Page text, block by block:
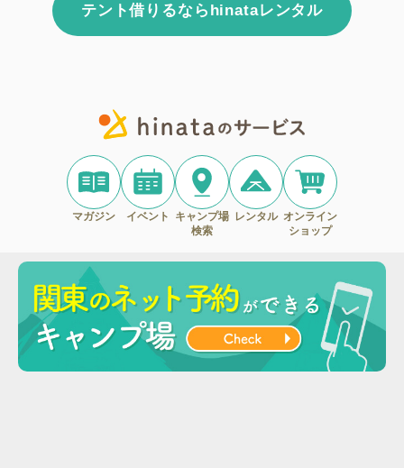
テント借りるならhinataレンタル
マガジン イベント
キャンプ場
検索
レンタル オンライン
ショップ